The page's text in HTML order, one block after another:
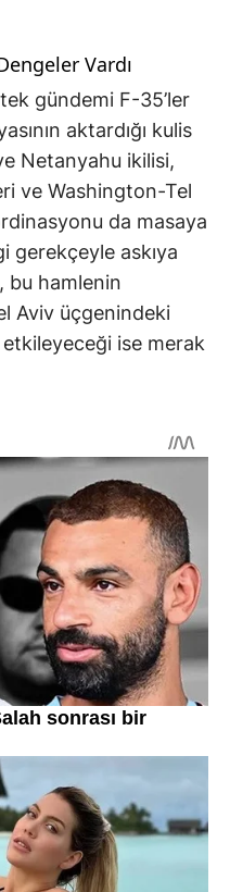
Vardı
gündemi F-35’ler
aktardığı kulis
Netanyahu ikilisi,
ve Washington-Tel
da masaya
gerekçeyle askıya
bu hamlenin
Aviv üçgenindeki
ise merak